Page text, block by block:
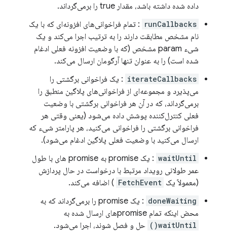
داده شده داشته باشد، مقدار true را برمی‌گرداند.
runCallbacks : تمام فراخوانی‌های افزونه‌ای که با یک
نام مشخص مطابقت دارند را به ترتیب اجرا می‌کند و یک
شیء param مشخص (که با وضعیت افزونه فعلی ادغام
شده است) را به عنوان تنها آرگومان ارسال می‌کند.
iterateCallbacks : یک فراخوانی برگشتی را
می‌پذیرد و مجموعه‌ای از فراخوانی‌های پلاگین منطبق را
برمی‌گرداند، که در آن هر فراخوانی برگشتی با وضعیت
فعلی کنترل‌کننده پوشش داده می‌شود (یعنی وقتی هر
فراخوانی برگشتی را فراخوانی می‌کنید، هر پارامتر شیء که
ارسال می‌کنید با وضعیت فعلی پلاگین ادغام می‌شود).
waitUntil
: یک promise به promise های با طول
عمر طولانی رویداد مرتبط با درخواست در حال پردازش
(معمولاً یک FetchEvent ) اضافه می‌کند.
doneWaiting
: یک promise را برمی‌گرداند که به
محض اینکه تمام promiseهای ارسال شده به
waitUntil() حل و فصل شوند، اجرا می‌شود.